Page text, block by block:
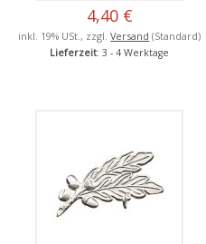
4,40 €
inkl. 19% USt., zzgl.Versand (Standard)
Lieferzeit: 3 - 4 Werktage